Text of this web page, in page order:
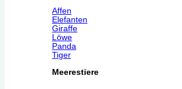
Affen
Elefanten
Giraffe
Löwe
Panda
Tiger
Meerestiere